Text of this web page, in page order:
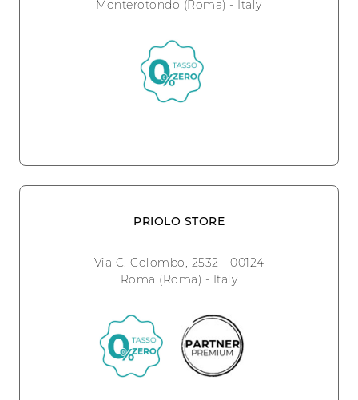
Monterotondo (Roma) - Italy
PRIOLO STORE
Via C. Colombo, 2532 - 00124
Roma (Roma) - Italy